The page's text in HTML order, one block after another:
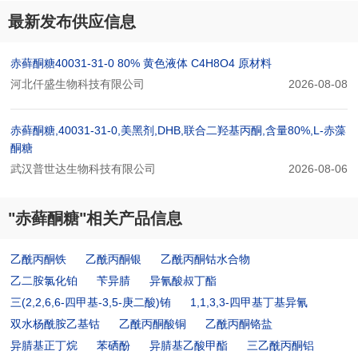
最新发布供应信息
赤藓酮糖40031-31-0 80% 黄色液体 C4H8O4 原材料
河北仟盛生物科技有限公司
2026-08-08
赤藓酮糖,40031-31-0,美黑剂,DHB,联合二羟基丙酮,含量80%,L-赤藻
酮糖
武汉普世达生物科技有限公司
2026-08-06
"赤藓酮糖"相关产品信息
乙酰丙酮铁 乙酰丙酮银
乙酰丙酮钴水合物
乙二胺氯化铂
苄异腈
异氰酸叔丁酯
三(2,2,6,6-四甲基-3,5-庚二酸)铕
1,1,3,3-四甲基丁基异氰
双水杨酰胺乙基钴
乙酰丙酮酸铜
乙酰丙酮铬盐
异腈基正丁烷
苯硒酚 异腈基乙酸甲酯 三乙酰丙酮铝